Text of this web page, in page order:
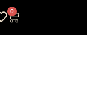
0